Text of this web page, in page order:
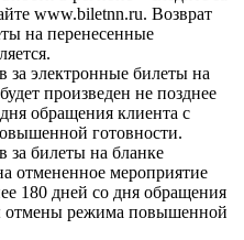
www.biletnn.ru. Возврат
на перенесенные
за электронные билеты на
произведен не позднее
обращения клиента с
готовности.
за билеты на бланке
отмененное мероприятие
180 дней со дня обращения
отмены режима повышенной